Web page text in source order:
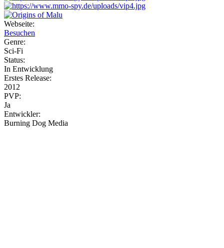
Webseite:
Besuchen
Genre:
Sci-Fi
Status:
In Entwicklung
Erstes Release:
2012
PVP:
Ja
Entwickler:
Burning Dog Media